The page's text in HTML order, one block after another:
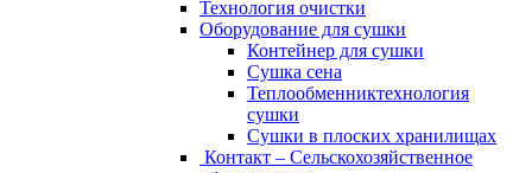
Технология очистки
Oборудование для сушки
Контейнер для сушки
Сушка сена
Теплообменниктехнология
сушки
Cушки в плоских хранилищах
Контакт – Сельскохозяйственное